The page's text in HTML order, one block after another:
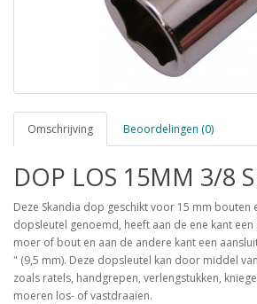
Omschrijving Beoordelingen (0)
DOP LOS 15MM 3/8
Deze Skandia dop geschikt voor 15 mm bouten
dopsleutel genoemd, heeft aan de ene kant
moer of bout en aan de andere kant een
" (9,5 mm). Deze dopsleutel kan door middel
zoals ratels, handgrepen, verlengstukken,
moeren los- of vastdraaien.